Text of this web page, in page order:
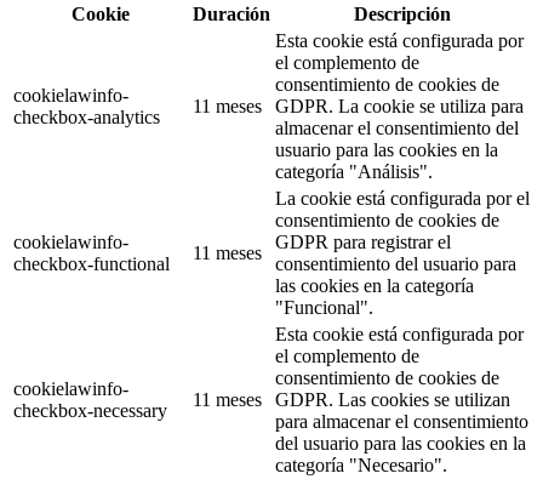
Cookie
Duración Descripción
cookielawinfo-
checkbox-analytics
11 meses
Esta cookie está configurada por
el complemento de
consentimiento de cookies de
GDPR. La cookie se utiliza para
almacenar el consentimiento del
usuario para las cookies en la
categoría "Análisis".
cookielawinfo-
checkbox-functional
11 meses
La cookie está configurada por el
consentimiento de cookies de
GDPR para registrar el
consentimiento del usuario para
las cookies en la categoría
"Funcional".
cookielawinfo-
checkbox-necessary
11 meses
Esta cookie está configurada por
el complemento de
consentimiento de cookies de
GDPR. Las cookies se utilizan
para almacenar el consentimiento
del usuario para las cookies en la
categoría "Necesario".